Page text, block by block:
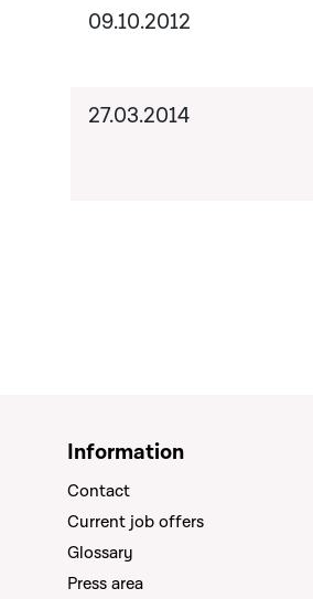
Activités sur le dossier
09.10.2012
27.03.2014
Information
Contact
Current job offers
Glossary
Press area